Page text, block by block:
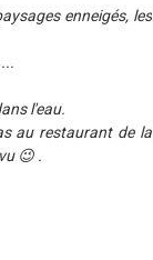
enneigés, les
l'eau.
au restaurant de la
😉 .